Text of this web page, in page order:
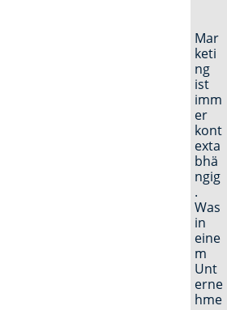
Mar
keti
ng
ist
imm
er
kont
exta
bhä
ngig
.
Was
in
eine
m
Unt
erne
hme